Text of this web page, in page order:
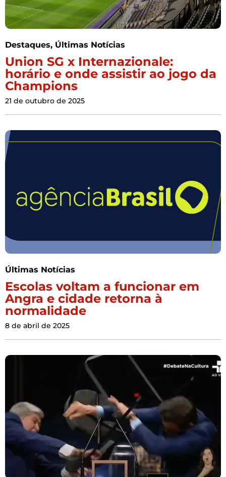
Destaques, Últimas Notícias
Union SG x Internazionale:
horário e onde assistir ao jogo da
Champions
21 de outubro de 2025
Últimas Notícias
Escolas voltam a funcionar em
Angra e cidade retorna à
normalidade
8 de abril de 2025